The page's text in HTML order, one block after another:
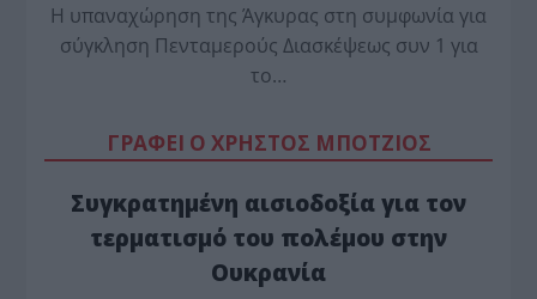
Η υπαναχώρηση της Άγκυρας στη συμφωνία για
σύγκληση Πενταμερούς Διασκέψεως συν 1 για
το…
ΓΡΑΦΕΙ Ο ΧΡΗΣΤΟΣ ΜΠΟΤΖΙΟΣ
Συγκρατημένη αισιοδοξία για τον
τερματισμό του πολέμου στην
Ουκρανία